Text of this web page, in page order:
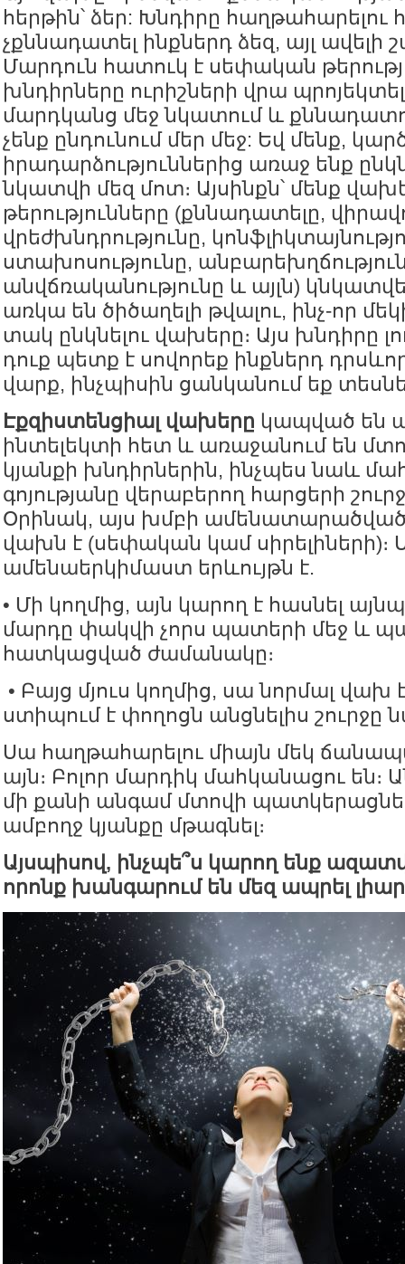
հերթին՝ ձեր: Խնդիրը
չքննադատել ինքներդ ձեզ, այլ ավելի
Մարդուն հատուկ է սեփական
խնդիրները ուրիշների վրա
մարդկանց մեջ նկատում և
չենք ընդունում մեր մեջ: Եվ մենք,
իրադարձություններից առաջ ենք
նկատվի մեզ մոտ։ Այսինքն՝ մենք
թերությունները (քննադատելը,
վրեժխնդրությունը,
ստախոսությունը,
անվճռականությունը և այլն)
առկա են ծիծաղելի թվալու, ինչ-որ
տակ ընկնելու վախերը։ Այս խնդիրը
դուք պետք է սովորեք ինքներդ
վարք, ինչպիսին ցանկանում եք
Էքզիստենցիալ վախերը կապված են
ինտելեկտի հետ և առաջանում են
կյանքի խնդիրներին, ինչպես նաև
գոյությանը վերաբերող հարցերի
Օրինակ, այս խմբի
վախն է (սեփական կամ սիրելիների)։
ամենաերկիմաստ երևույթն է.
• Մի կողմից, այն կարող է հասնել
մարդը փակվի չորս պատերի մեջ և
հատկացված ժամանակը։
• Բայց մյուս կողմից, սա նորմալ վախ
ստիպում է փողոցն անցնելիս շուրջը
Սա հաղթահարելու միայն մեկ
այն։ Բոլոր մարդիկ մահկանացու են։
մի քանի անգամ մտովի
ամբողջ կյանքը մթագնել։
Այսպիսով, ինչպե՞ս կարող ենք
որոնք խանգարում են մեզ ապրել